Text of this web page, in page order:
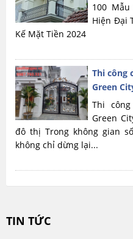
100
Hiện Đại
Kế Mặt Tiền 2024
Thi công
Green
Thi
Green
đô thị Trong không gian
không chỉ dừng lại...
TIN TỨC